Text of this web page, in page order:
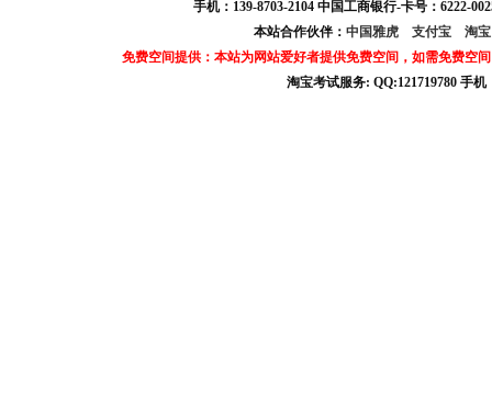
手机：139-8703-2104 中国工商银行-卡号：6222-
本站合作伙伴： 中国雅虎 支付宝
淘
免费空间提供：本站为网站爱好者提供免费空间，如需免费空
淘宝考试服务: QQ:121719780 手